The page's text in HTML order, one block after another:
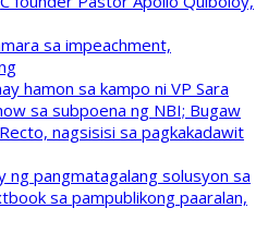
sa impeachment,
hamon sa kampo ni VP Sara
sa subpoena ng NBI; Bugaw
nagsisisi sa pagkakadawit
ng pangmatagalang solusyon sa
sa pampublikong paaralan,